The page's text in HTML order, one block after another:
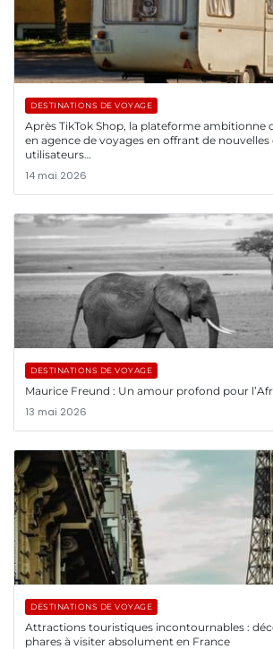
DESTINATIONS DE VOYAGE
Après TikTok Shop, la plateforme ambitionne
en agence de voyages en offrant de nouvelles
utilisateurs…
14 mai 2026
DESTINATIONS DE VOYAGE
Maurice Freund : Un amour profond pour
13 mai 2026
DESTINATIONS DE VOYAGE
Attractions touristiques incontournables :
phares à visiter absolument en France